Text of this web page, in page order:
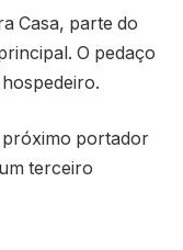
Casa, parte do
O pedaço
próximo portador
terceiro